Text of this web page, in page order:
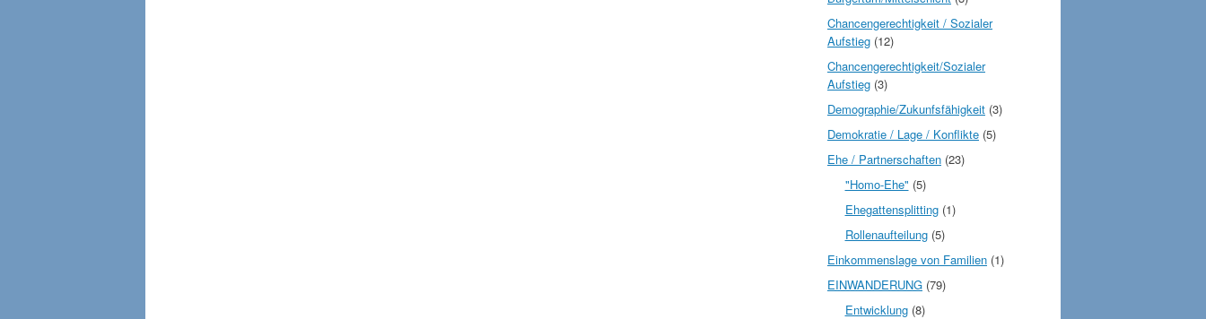
Chancengerechtigkeit / Sozialer
Aufstieg (12)
Chancengerechtigkeit/Sozialer
Aufstieg (3)
Demographie/Zukunfsfähigkeit (3)
Demokratie / Lage / Konflikte (5)
Ehe / Partnerschaften (23)
"Homo-Ehe" (5)
Ehegattensplitting(1)
Rollenaufteilung(5)
Einkommenslage von Familien (1)
EINWANDERUNG (79)
Entwicklung(8)